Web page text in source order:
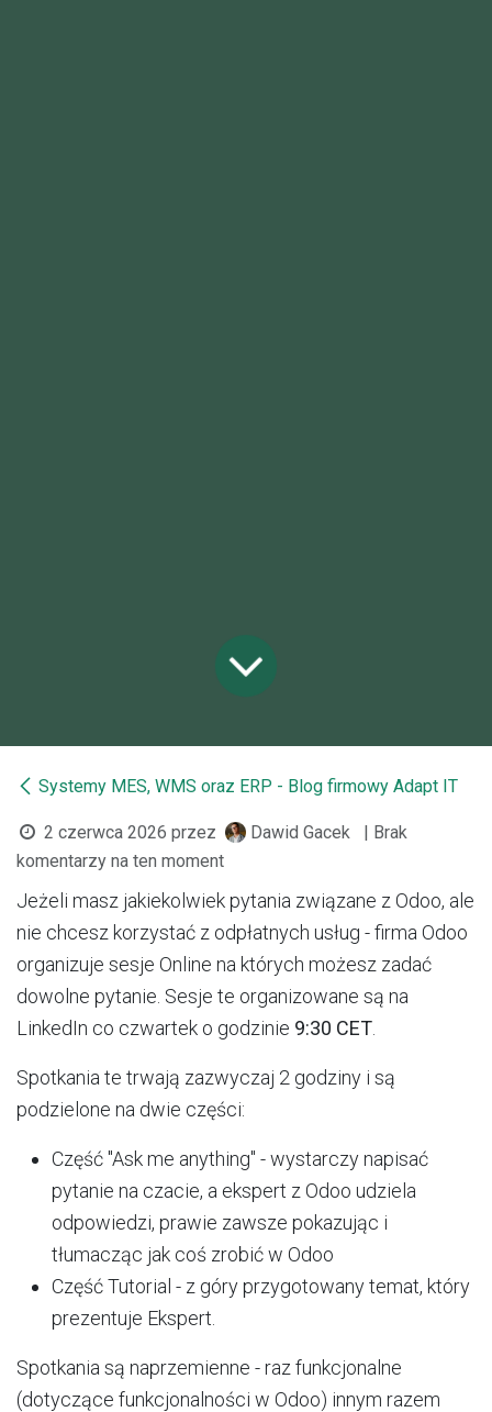
Systemy MES, WMS oraz ERP - Blog firmowy Adapt IT
2 czerwca 2026 przez Dawid Gacek
| Brak
komentarzy na ten moment
Jeżeli masz jakiekolwiek pytania związane z Odoo, ale
nie chcesz korzystać z odpłatnych usług - firma Odoo
organizuje sesje Online na których możesz zadać
dowolne pytanie. Sesje te organizowane są na
LinkedIn co czwartek o godzinie 9:30 CET
Spotkania te trwają zazwyczaj 2 godziny i są
podzielone na dwie części:
Część "Ask me anything" - wystarczy napisać
pytanie na czacie, a ekspert z Odoo udziela
odpowiedzi, prawie zawsze pokazując i
tłumacząc jak coś zrobić w Odoo
Część Tutorial - z góry przygotowany temat, który
prezentuje Ekspert.
Spotkania są naprzemienne - raz funkcjonalne
(dotyczące funkcjonalności w Odoo) innym razem